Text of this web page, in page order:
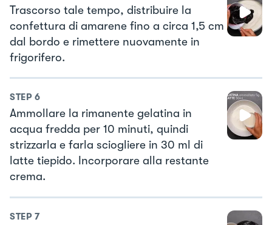
Trascorso tale tempo, distribuire la
confettura di amarene fino a circa 1,5 cm
dal bordo e rimettere nuovamente in
frigorifero.
STEP 6
Ammollare la rimanente gelatina in
acqua fredda per 10 minuti, quindi
strizzarla e farla sciogliere in 30 ml di
latte tiepido. Incorporare alla restante
crema.
STEP 7